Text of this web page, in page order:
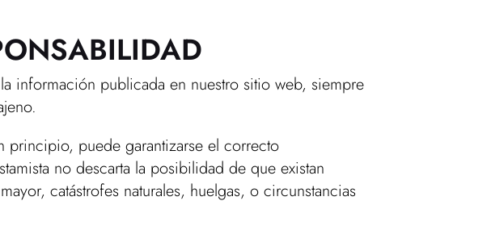
información publicada en nuestro sitio web, siempre
principio, puede garantizarse el correcto
no descarta la posibilidad de que existan
catástrofes naturales, huelgas, o circunstancias